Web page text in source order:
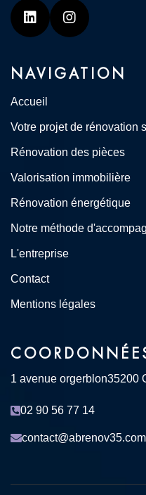
Linkedin Instagram
NAVIGATION
Accueil
Votre projet de rénovation
Rénovation des pièces
Valorisation immobilière
Rénovation énergétique
Notre méthode
L'entreprise
Contact
Mentions légales
1 avenue orgerblon35200
02 90 56 77 14
contact@abrenov35.com